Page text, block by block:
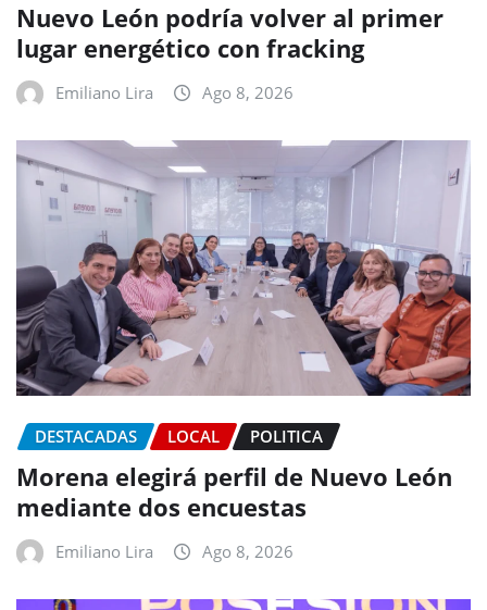
Nuevo León podría volver al primer
lugar energético con fracking
Emiliano Lira Ago 8, 2026
DESTACADAS LOCAL POLITICA
Morena elegirá perfil de Nuevo León
mediante dos encuestas
Emiliano Lira Ago 8, 2026